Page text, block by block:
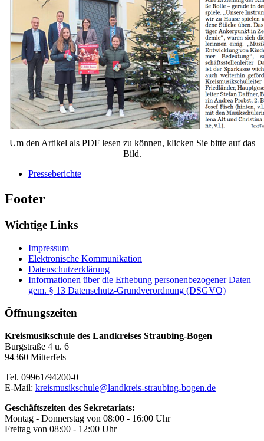
Um den Artikel als PDF lesen zu können, klicken Sie bitte auf das
Bild.
Presseberichte
Footer
Wichtige Links
Impressum
Elektronische Kommunikation
Datenschutzerklärung
Informationen über die Erhebung personenbezogener Daten
gem. § 13 Datenschutz-Grundverordnung (DSGVO)
Öffnungszeiten
Kreismusikschule des Landkreises Straubing-Bogen
Burgstraße 4 u. 6
94360 Mitterfels
Tel. 09961/94200-0
E-Mail: kreismusikschule@landkreis-straubing-bogen.de
Geschäftszeiten des Sekretariats:
Montag - Donnerstag von 08:00 - 16:00 Uhr
Freitag von 08:00 - 12:00 Uhr